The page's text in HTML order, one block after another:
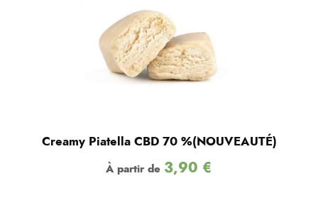
Creamy Piatella CBD 70 %(NOUVEAUTÉ)
À partir de 3,90 €